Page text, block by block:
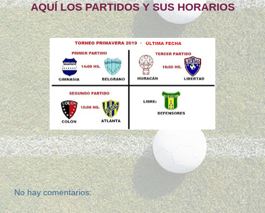
AQUÍ LOS PARTIDOS Y SUS HORARIOS
No hay comentarios: